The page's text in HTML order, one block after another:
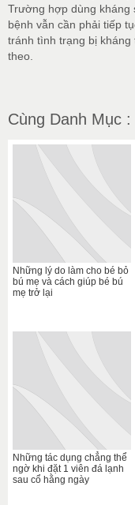
Trường hợp dùng kháng
bệnh vẫn cần phải tiếp
tránh tình trạng bị
theo.
Cùng Danh Mục :
Những lý do làm cho bé bỏ
bú mẹ và cách giúp bé bú
mẹ trở lại
Những tác dụng chẳng thể
ngờ khi đặt 1 viên đá lạnh
sau cổ hằng ngày